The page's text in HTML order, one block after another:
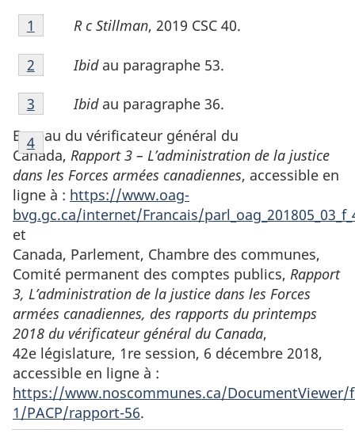
Notes
de
bas
de
page
1
R c Stillman, 2019 CSC 40.
Retour à la référence de la note de bas de page
1
Notes
de
bas
de
page
2
Ibidau paragraphe 53.
Retour à la référence de la note de bas de page
2
Notes
de
bas
de
page
3
Ibidau paragraphe 36.
Retour à la référence de la note de bas de page
3
Notes
de
bas
de
page
4
Bureau du vérificateur général du
Canada, Rapport 3 – L’administration de la justice
dans les Forces armées canadiennes, accessible en
ligne à : https://www.oag-
bvg.gc.ca/internet/Francais/
et
Canada, Parlement, Chambre des communes,
Comité permanent des comptes publics, Rapport
3, L’administration de la justice dans les Forces
armées canadiennes, des rapports du printemps
2018 du vérificateur général du Canada,
42e législature, 1re session, 6 décembre 2018,
accessible en ligne à :
https://www.noscommunes.ca/DocumentViewer/
1/PACP/rapport-56.
Retour à la référence de la note de bas de page
4